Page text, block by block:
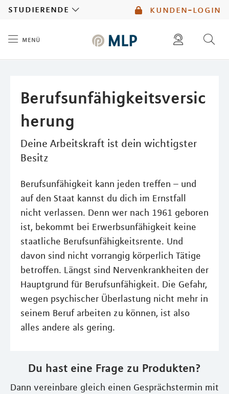
kunden-login
studierende
menü
Berufsunfähigkeitsversic
herung
Deine Arbeitskraft ist dein wichtigster
Besitz
Berufsunfähigkeit kann jeden treffen – und
auf den Staat kannst du dich im Ernstfall
nicht verlassen. Denn wer nach 1961 geboren
ist, bekommt bei Erwerbsunfähigkeit keine
staatliche Berufsunfähigkeitsrente. Und
davon sind nicht vorrangig körperlich Tätige
betroffen. Längst sind Nervenkrankheiten der
Hauptgrund für Berufsunfähigkeit. Die Gefahr,
wegen psychischer Überlastung nicht mehr in
seinem Beruf arbeiten zu können, ist also
alles andere als gering.
Du hast eine Frage zu Produkten?
Dann vereinbare gleich einen Gesprächstermin mit